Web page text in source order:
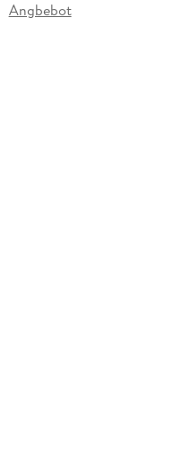
Angbebot